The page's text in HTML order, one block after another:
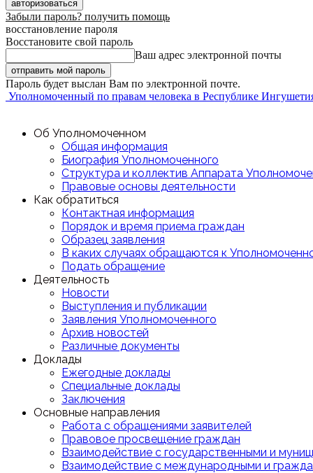
Забыли пароль? получить помощь
восстановление пароля
Восстановите свой пароль
Ваш адрес электронной почты
Пароль будет выслан Вам по электронной почте.
Уполномоченный по правам человека в Республике
Об Уполномоченном
Общая информация
Биография Уполномоченного
Структура и коллектив Аппарата
Правовые основы деятельности
Как обратиться
Контактная информация
Порядок и время приема граждан
Образец заявления
В каких случаях обращаются к
Подать обращение
Деятельность
Новости
Выступления и публикации
Заявления Уполномоченного
Архив новостей
Различные документы
Доклады
Ежегодные доклады
Специальные доклады
Заключения
Основные направления
Работа с обращениями заявителей
Правовое просвещение граждан
Взаимодействие с государственными и
Взаимодействие с международными и